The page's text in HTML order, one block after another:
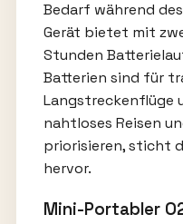
Bedarf während
Gerät bietet mit
Stunden
Batterien sind für
Langstreckenflüge
nahtloses Reisen
priorisieren, sticht
hervor.
Mini-Portabler